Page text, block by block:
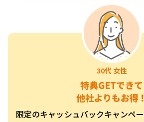
特典GETできて
他社よりもお得！
限定のキャッシュバックキャンペー